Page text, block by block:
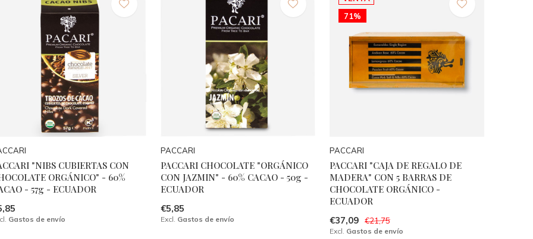
"NIBS CUBIERTAS CON
ORGÁNICO" - 60%
- 57g - ECUADOR
Gastos de envío
PACCARI
PACCARI CHOCOLATE "ORGÁNICO
CON JAZMIN" - 60% CACAO - 50g -
ECUADOR
€5,85
Excl. Gastos de envío
71%
PACCARI
PACCARI "CAJA DE REGALO DE
MADERA" CON 5 BARRAS DE
CHOCOLATE ORGÁNICO -
ECUADOR
€37,09 €21,75
Excl. Gastos de envío